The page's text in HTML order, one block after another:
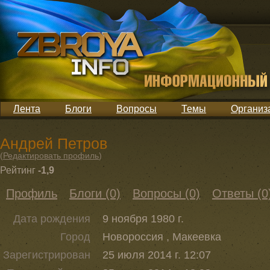
Лента Блоги Вопросы Темы
Андрей Петров
(Редактировать профиль)
Рейтинг -1,9
Профиль Блоги (0) Вопросы (0) Ответы
Дата рождения
9 ноября 1980 г.
Город
Новороссия , Макеевка
Зарегистрирован
25 июля 2014 г. 12:07